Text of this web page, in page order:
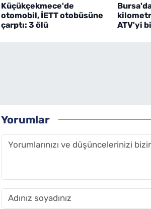
Küçükçekmece'de
otomobil, İETT otobüsüne
çarptı: 3 ölü
ATV'yi
Yorumlar